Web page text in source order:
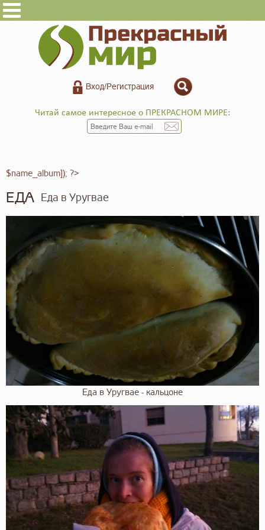
Вход/Регистрация
Читай самое интересное о ПРЕКРАСНОМ МИРЕ:
$name_album]); ?>
ЕДА Еда в Уругвае
Еда в Уругвае - кальцоне